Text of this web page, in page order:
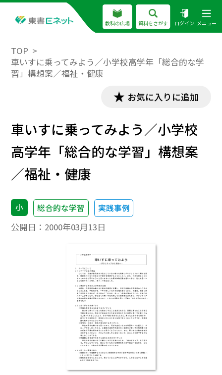
教科の広場 資料をさがす ログイン メニュー
TOP
車いすに乗ってみよう／小学校高学年「総合的な学
習」構想案／福祉・健康
お気に入りに追加
車いすに乗ってみよう／小学校
高学年「総合的な学習」構想案
／福祉・健康
小 総合的な学習 実践事例
公開日： 2000年03月13日